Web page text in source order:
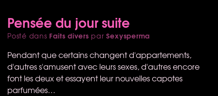
Pensée du jour suite
Posté dans Faits divers parSexysperma
Pendant que certains changent d'appartements,
d'autres s'amusent avec leurs sexes, d'autres encore
font les deux et essayent leur nouvelles capotes
parfumées…